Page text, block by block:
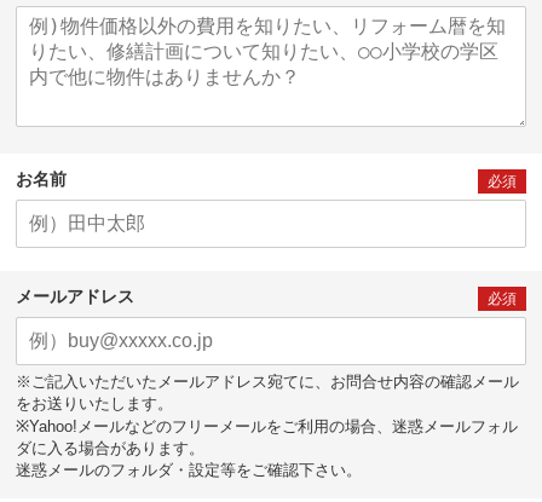
お名前 必須
メールアドレス 必須
※ご記入いただいたメールアドレス宛てに、お問合せ内容の確認メール
をお送りいたします。
※Yahoo!メールなどのフリーメールをご利用の場合、迷惑メールフォル
ダに入る場合があります。
迷惑メールのフォルダ・設定等をご確認下さい。